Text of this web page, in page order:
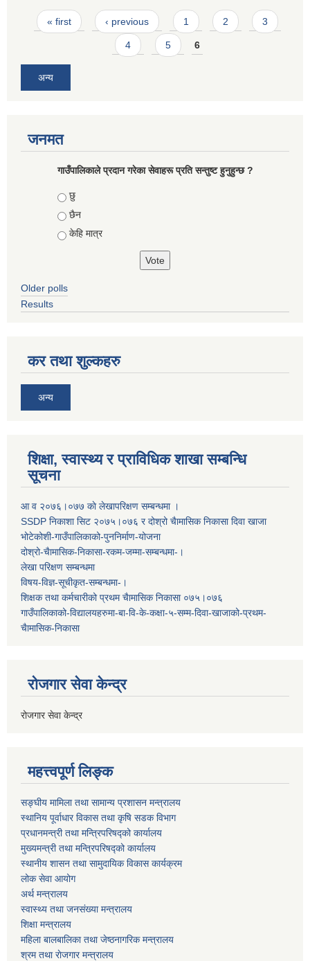
Pages
« first ‹ previous 1 2 3
4 5 6
अन्य
जनमत
गाउँपालिकाले प्रदान गरेका सेवाहरू प्रति सन्तुष्ट हुनुहुन्छ ?
Choices
छु
छैन
केहि मात्र
Older polls
Results
कर तथा शुल्कहरु
अन्य
शिक्षा, स्वास्थ्य र प्राविधिक शाखा सम्बन्धि
सूचना
आ व २०७६।०७७ काे लेखापरिक्षण सम्बन्धमा ।
SSDP निकाशा सिट २०७५।०७६ र दोश्रो चैामासिक निकासा दिवा खाजा
भोटेकोशी-गाउँपालिकाको-पुननिर्माण-योजना
दोश्रो-चैामासिक-निकासा-रकम-जम्मा-सम्बन्धमा-।
लेखा परिक्षण सम्बन्धमा
विषय-विज्ञ-सूचीकृत-सम्बन्धमा-।
शिक्षक तथा कर्मचारीको प्रथम च‌ैामासिक निकासा ०७५।०७६
गाउँपालिकाको-विद्यालयहरुमा-बा-वि-के-कक्षा-५-सम्म-दिवा-खाजाको-प्रथम-
चैामासिक-निकासा
रोजगार सेवा केन्द्र
रोजगार सेवा केन्द्र
महत्त्वपूर्ण लिङ्क
सङ्घीय मामिला तथा सामान्य प्रशासन मन्त्रालय
स्थानिय पूर्वाधार विकास तथा कृषि सडक विभाग
प्रधानमन्त्री तथा मन्त्रिपरिषद्को कार्यालय
मुख्यमन्त्री तथा मन्त्रिपरिषद्को कार्यालय
स्थानीय शासन तथा सामुदायिक विकास कार्यक्रम
लोक सेवा आयोग
अर्थ मन्त्रालय
स्वास्थ्य तथा जनस‌ंख्या मन्त्रालय
शिक्षा मन्त्रालय
महिला बालबालिका तथा जेष्ठनागरिक मन्त्रालय
श्रम तथा राेजगार मन्त्रालय